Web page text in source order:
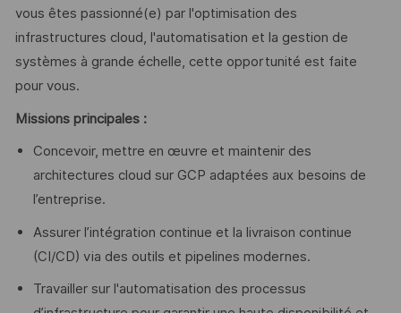
vous êtes passionné(e) par l'optimisation des
infrastructures cloud, l'automatisation et la gestion de
systèmes à grande échelle, cette opportunité est faite
pour vous.
Missions principales :
Concevoir, mettre en œuvre et maintenir des
architectures cloud sur GCP adaptées aux besoins de
l’entreprise.
Assurer l’intégration continue et la livraison continue
(CI/CD) via des outils et pipelines modernes.
Travailler sur l'automatisation des processus